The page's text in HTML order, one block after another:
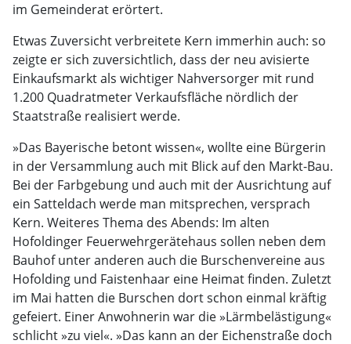
im Gemeinderat erörtert.
Etwas Zuversicht verbreitete Kern immerhin auch: so
zeigte er sich zuversichtlich, dass der neu avisierte
Einkaufsmarkt als wichtiger Nahversorger mit rund
1.200 Quadratmeter Verkaufsfläche nördlich der
Staatstraße realisiert werde.
»Das Bayerische betont wissen«, wollte eine Bürgerin
in der Versammlung auch mit Blick auf den Markt-Bau.
Bei der Farbgebung und auch mit der Ausrichtung auf
ein Satteldach werde man mitsprechen, versprach
Kern. Weiteres Thema des Abends: Im alten
Hofoldinger Feuerwehrgerätehaus sollen neben dem
Bauhof unter anderen auch die Burschenvereine aus
Hofolding und Faistenhaar eine Heimat finden. Zuletzt
im Mai hatten die Burschen dort schon einmal kräftig
gefeiert. Einer Anwohnerin war die »Lärmbelästigung«
schlicht »zu viel«. »Das kann an der Eichenstraße doch